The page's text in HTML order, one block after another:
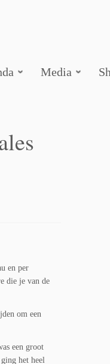
Media
en per
die je van de
om een
een groot
het heel